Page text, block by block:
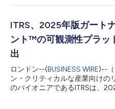
アです。同社のDEMソリュー
が高く、高性能なデジタルエク
します。 ITRSのCEOであるラ
は、お客様の成功に深くコミッ
リーに選出されたことを誇りに
ンス モニタリングは、ITシス
度を結び付け、当社のクライア
を提供し、ロイヤルティを構築
長を促進するできるようにしま
ITRS、2025年版ガート
ント™の可観測性プラッ
出
ロンドン--(BUSINESS WIRE)--
ン・クリティカルな産業向けの
のパイオニアであるITRSは、